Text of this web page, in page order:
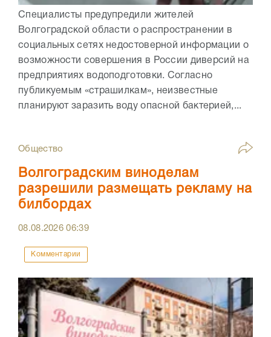
Специалисты предупредили жителей
Волгоградской области о распространении в
социальных сетях недостоверной информации о
возможности совершения в России диверсий на
предприятиях водоподготовки. Согласно
публикуемым «страшилкам», неизвестные
планируют заразить воду опасной бактерией,...
Общество
Волгоградским виноделам
разрешили размещать рекламу на
билбордах
08.08.202606:39
Комментарии